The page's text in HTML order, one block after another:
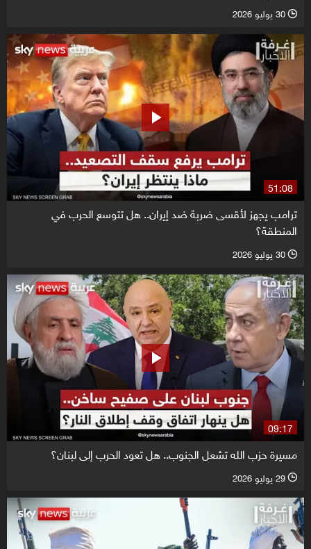
l 30 يوليو 2026
51:08
ترامب يجهز لأقسى ضربة ضد إيران.. هل تتوسع الحرب في
المنطقة؟
l 30 يوليو 2026
09:17
مسيرة حزب الله تشعل الجنوب.. هل تعود الحرب إلى لبنان؟
l 29 يوليو 2026